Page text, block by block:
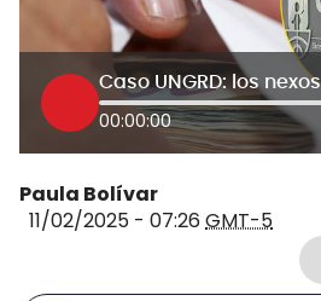
00:00:00
Paula Bolívar
11/02/2025 - 07:26 GMT-5